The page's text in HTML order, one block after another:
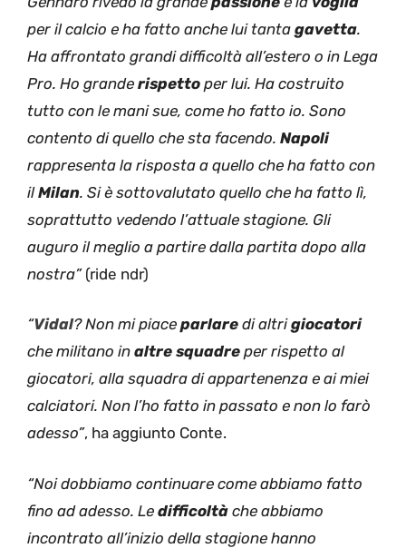
per il calcio e ha fatto anche lui tanta gavetta.
Ha affrontato grandi difficoltà all’estero o in Lega
Pro. Ho grande rispetto per lui. Ha costruito
tutto con le mani sue, come ho fatto io. Sono
contento di quello che sta facendo. Napoli
rappresenta la risposta a quello che ha fatto con
ilMilan. Si è sottovalutato quello che ha fatto lì,
soprattutto vedendo l’attuale stagione. Gli
auguro il meglio a partire dalla partita dopo alla
nostra”(ride ndr)
“Vidal? Non mi piace parlare di altrigiocatori
che militano in altre squadre per rispetto al
giocatori, alla squadra di appartenenza e ai miei
calciatori. Non l’ho fatto in passato e non lo farò
adesso”, ha aggiunto Conte.
“Noi dobbiamo continuare come abbiamo fatto
fino ad adesso. Le difficoltà che abbiamo
incontrato all’inizio della stagione hanno